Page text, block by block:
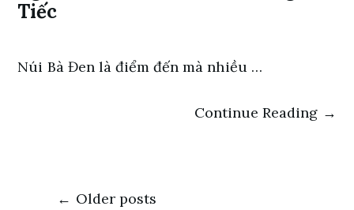
Tiếc
Núi Bà Đen là điểm đến mà nhiều …
Continue Reading →
← Older posts